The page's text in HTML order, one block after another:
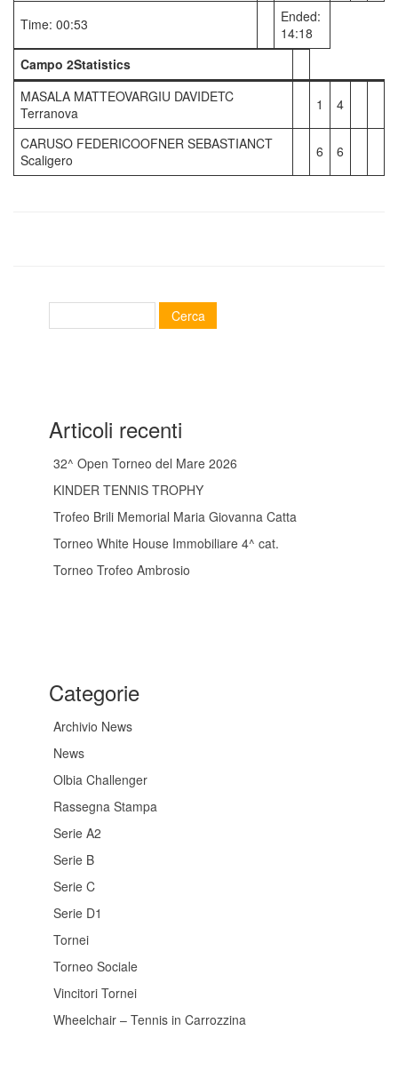
Time: 00:53
Ended:
14:18
Campo 2Statistics
MASALA MATTEOVARGIU DAVIDETC
Terranova
1 4
CARUSO FEDERICOOFNER SEBASTIANCT
Scaligero
6 6
Articoli recenti
32^ Open Torneo del Mare 2026
KINDER TENNIS TROPHY
Trofeo Brili Memorial Maria Giovanna Catta
Torneo White House Immobiliare 4^ cat.
Torneo Trofeo Ambrosio
Categorie
Archivio News
News
Olbia Challenger
Rassegna Stampa
Serie A2
Serie B
Serie C
Serie D1
Tornei
Torneo Sociale
Vincitori Tornei
Wheelchair – Tennis in Carrozzina